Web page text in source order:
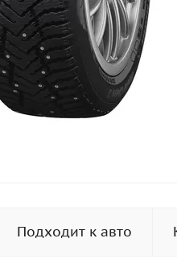
Подходит к авто